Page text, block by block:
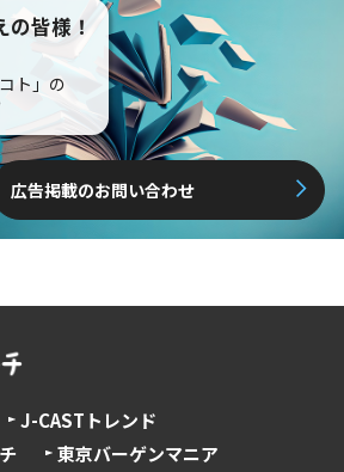
皆様！
ト」の
広告掲載のお問い合わせ
J-CASTトレンド
東京バーゲンマニア